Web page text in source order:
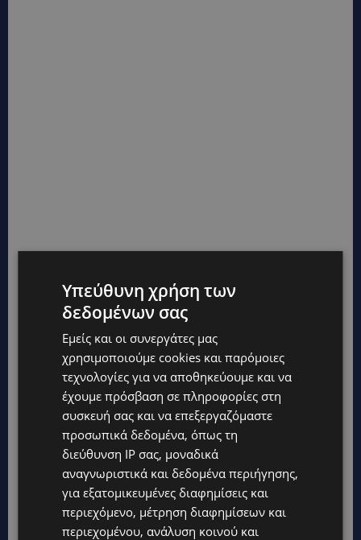
Υπεύθυνη χρήση των
δεδομένων σας
Εμείς και οι συνεργάτες μας
χρησιμοποιούμε cookies και παρόμοιες
τεχνολογίες για να αποθηκεύουμε και να
έχουμε πρόσβαση σε πληροφορίες στη
συσκευή σας και να επεξεργαζόμαστε
προσωπικά δεδομένα, όπως τη
διεύθυνση IP σας, μοναδικά
αναγνωριστικά και δεδομένα περιήγησης,
για εξατομικευμένες διαφημίσεις και
περιεχόμενο, μέτρηση διαφημίσεων και
περιεχομένου, ανάλυση κοινού και